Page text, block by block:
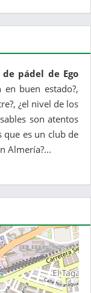
pádel de Ego
en buen estado?,
¿el nivel de los
son atentos
que es un club de
Almería?...